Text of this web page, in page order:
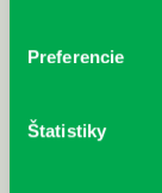
Preferencie
Štatistiky
cyklistu modernej
nezastaviteľný